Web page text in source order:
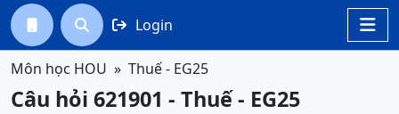

  Login
Môn học HOU Thuế - EG25
Câu hỏi 621901 - Thuế - EG25